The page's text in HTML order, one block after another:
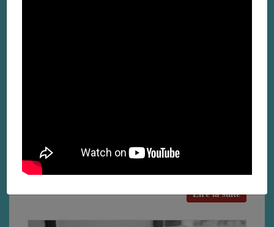
Débat-événement "Glissant, dix ans après" à la Maison
française de New-York.
Lire la suite